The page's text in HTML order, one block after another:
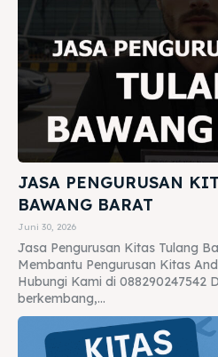
JASA PENGURUSAN
BAWANG BARAT
Juni 30, 2026
Jasa Pengurusan Kitas Tulang
Membantu Pengurusan Kitas
Hubungi Kami di 088290247542
berkembang,...